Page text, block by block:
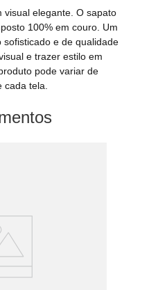
visual elegante. O sapato
100% em couro. Um
e de qualidade
e trazer estilo em
pode variar de
cada tela.